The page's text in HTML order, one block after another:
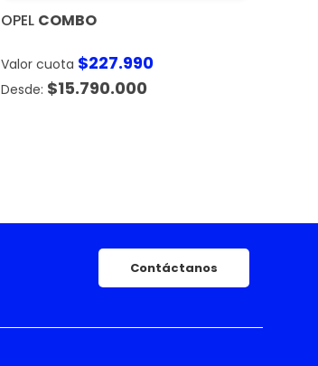
OPEL COMBO
Valor cuota $227.990
$15.790.000
Contáctanos